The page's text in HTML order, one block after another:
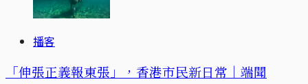
播客
「伸張正義報東張」，香港市民新日常｜端聞